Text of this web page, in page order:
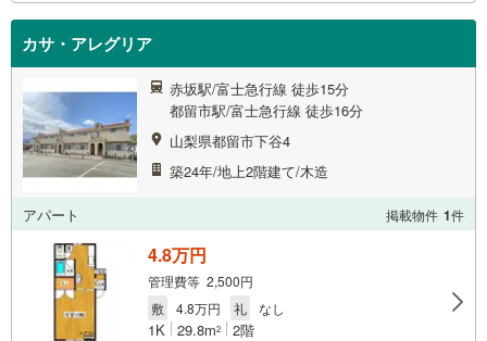
カサ・アレグリア
赤坂駅/富士急行線 徒歩15分
都留市駅/富士急行線 徒歩16分
山梨県都留市下谷4
築24年/地上2階建て/木造
アパート 掲載物件 1件
4.8万円
管理費等 2,500円
敷
4.8万円 礼 なし
1K 29.8m2 2階